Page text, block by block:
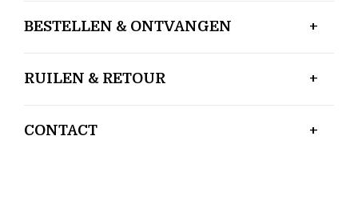
BESTELLEN & ONTVANGEN
RUILEN & RETOUR
CONTACT